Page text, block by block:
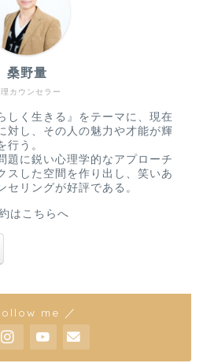
カウンセラー
桑野量
しく生きる』をテーマに、現在
対し、その人の魅力や才能が輝
行う。
題に鋭い心理学的なアプローチ
スした空間を作り出し、笑いあ
セリングが好評である。
はこちらへ
me ／